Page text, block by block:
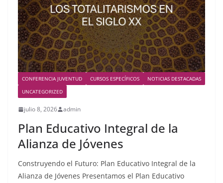
CONFERENCIA JUVENTUD CURSOS ESPECÍFICOS
NOTICIAS DESTACADAS
UNCATEGORIZED
julio 8, 2026 admin
Plan Educativo Integral de la
Alianza de Jóvenes
Construyendo el Futuro: Plan Educativo Integral de la
Alianza de Jóvenes Presentamos el Plan Educativo